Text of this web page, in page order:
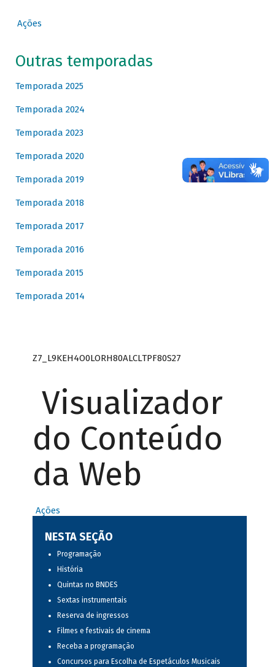
Ações
Outras temporadas
Temporada 2025
Temporada 2024
Temporada 2023
Temporada 2020
Temporada 2019
Temporada 2018
Temporada 2017
Temporada 2016
Temporada 2015
Temporada 2014
Z7_L9KEH4O0LORH80ALCLTPF80S27
Visualizador
do Conteúdo
da Web
Ações
NESTA SEÇÃO
Programação
História
Quintas no BNDES
Sextas instrumentais
Reserva de ingressos
Filmes e festivais de cinema
Receba a programação
Concursos para Escolha de Espetáculos Musicais